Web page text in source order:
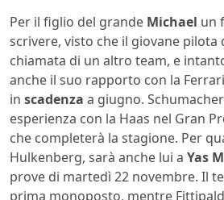
Per il figlio del grande Michael un
scrivere, visto che il giovane pilota
chiamata di un altro team, e
anche il suo rapporto con la
in scadenza a giugno.
esperienza con la Haas nel Gran
che completerà la stagione. Per
Hulkenberg, sarà anche lui a Yas
prove di martedì 22 novembre. Il
prima monoposto, mentre